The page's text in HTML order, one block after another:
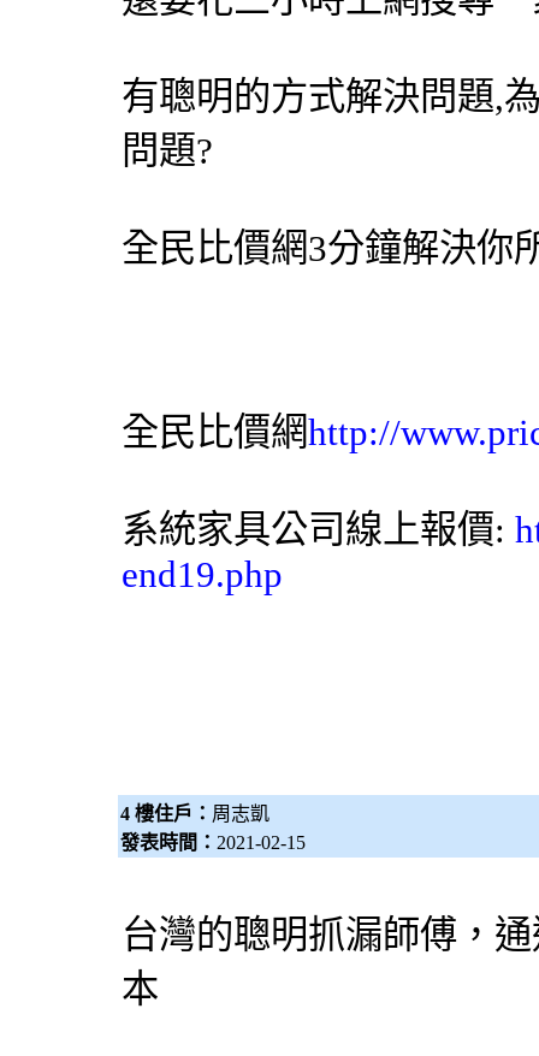
有聰明的方式解決問題,
問題?
全民比價網3分鐘解決你
全民比價網http://
系統家具公司線上報價:
end19.php
4 樓住戶： 周志凱
發表時間： 2021-02-15
台灣的聰明抓漏師傅，
本